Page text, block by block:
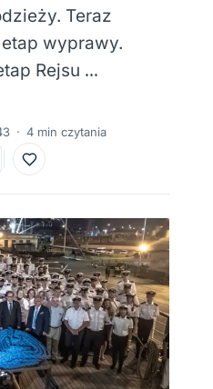
Teraz
wyprawy.
Rejsu …
· 4 min czytania
Do ulubionych